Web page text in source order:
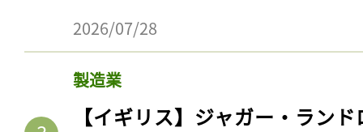
2026/07/28
製造業
【イギリス】ジャガー・ラン